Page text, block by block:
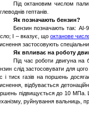
Під октановим числом
гептанів
Якпозначають бензин?
Бензинпозначають так: АІ-
І – вказує , щооктанове
застосовують
Яквпливає на роботу
Під часроботи двигунана
слід застосовувати дляцого
і тиск газівна поршень
,відбувається
підвищуєтьсядо 10 МПа.
руйнування вальниць ,